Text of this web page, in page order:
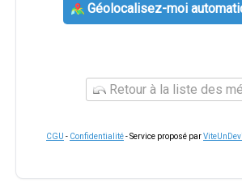
Géolocalisez-moi
Retour à la liste des
CGU - Confidentialité- Service proposé par